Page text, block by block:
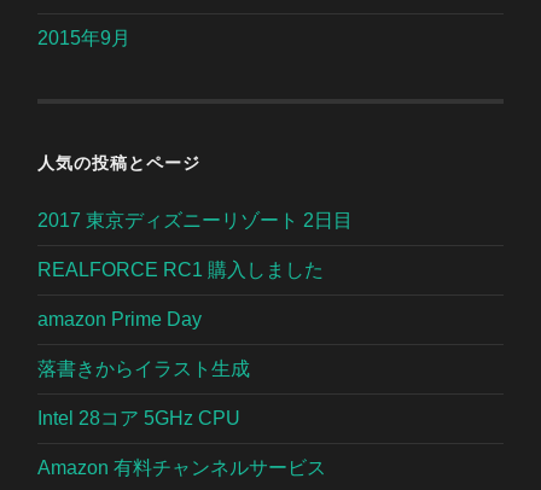
2015年9月
人気の投稿とページ
2017 東京ディズニーリゾート 2日目
REALFORCE RC1 購入しました
amazon Prime Day
落書きからイラスト生成
Intel 28コア 5GHz CPU
Amazon 有料チャンネルサービス